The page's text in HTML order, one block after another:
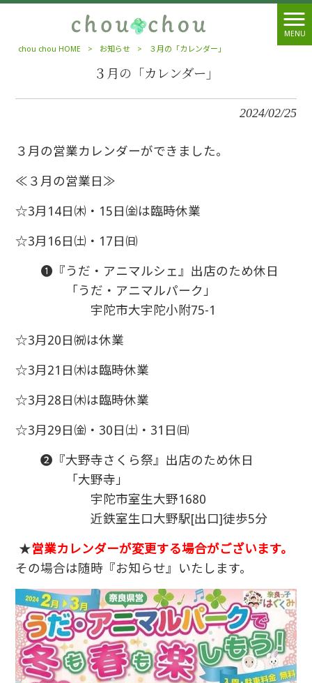
MENU
chou chou HOME
> お知らせ > ３月の「カレンダー」
３月の「カレンダー」
2024/02/25
３月の営業カレンダーができました。
≪３月の営業日≫
☆3月14日㈭・15日㈮は臨時休業
☆3月16日㈯・17日㈰
❶『うだ・アニマルシェ』出店のため休日
「うだ・アニマルパーク」
宇陀市大宇陀小附75-1
☆3月20日㈷は休業
☆3月21日㈭は臨時休業
☆3月28日㈭は臨時休業
☆3月29日㈮・30日㈯・31日㈰
❷『大野寺さくら祭』出店のため休日
「大野寺」
宇陀市室生大野1680
近鉄室生口大野駅[出口]徒歩5分
★営業カレンダーが変更する場合がございます。
その場合は随時『お知らせ』いたします。